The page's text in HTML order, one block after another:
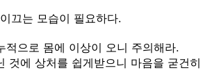
끄는 모습이 필요하다.
적으로 몸에 이상이 오니 주의해라.
것에 상처를 쉽게받으니 마음을 굳건히